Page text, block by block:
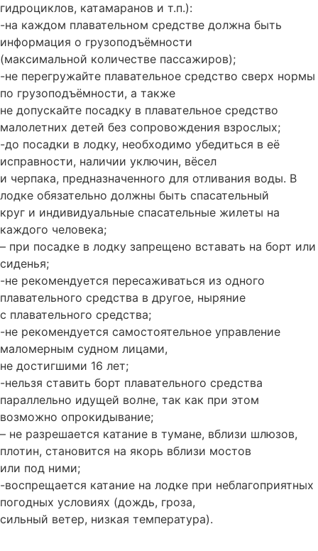
гидроциклов, катамаранов и т.п.):
-на каждом плавательном средстве должна быть
информация о грузоподъёмности
(максимальной количестве пассажиров);
-не перегружайте плавательное средство сверх нормы
по грузоподъёмности, а также
не допускайте посадку в плавательное средство
малолетних детей без сопровождения взрослых;
-до посадки в лодку, необходимо убедиться в её
исправности, наличии уключин, вёсел
и черпака, предназначенного для отливания воды. В
лодке обязательно должны быть спасательный
круг и индивидуальные спасательные жилеты на
каждого человека;
– при посадке в лодку запрещено вставать на борт или
сиденья;
-не рекомендуется пересаживаться из одного
плавательного средства в другое, ныряние
с плавательного средства;
-не рекомендуется самостоятельное управление
маломерным судном лицами,
не достигшими 16 лет;
-нельзя ставить борт плавательного средства
параллельно идущей волне, так как при этом
возможно опрокидывание;
– не разрешается катание в тумане, вблизи шлюзов,
плотин, становится на якорь вблизи мостов
или под ними;
-воспрещается катание на лодке при неблагоприятных
погодных условиях (дождь, гроза,
сильный ветер, низкая температура).